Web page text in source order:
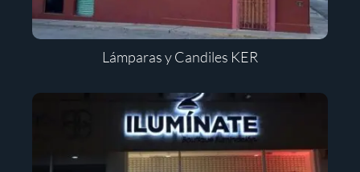
Lámparas y Candiles KER